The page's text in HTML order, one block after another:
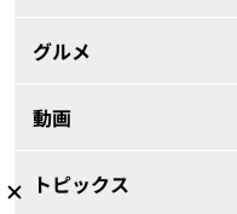
グルメ
動画
トピックス